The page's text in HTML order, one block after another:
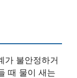
가 불안정하거
때 물이 새는